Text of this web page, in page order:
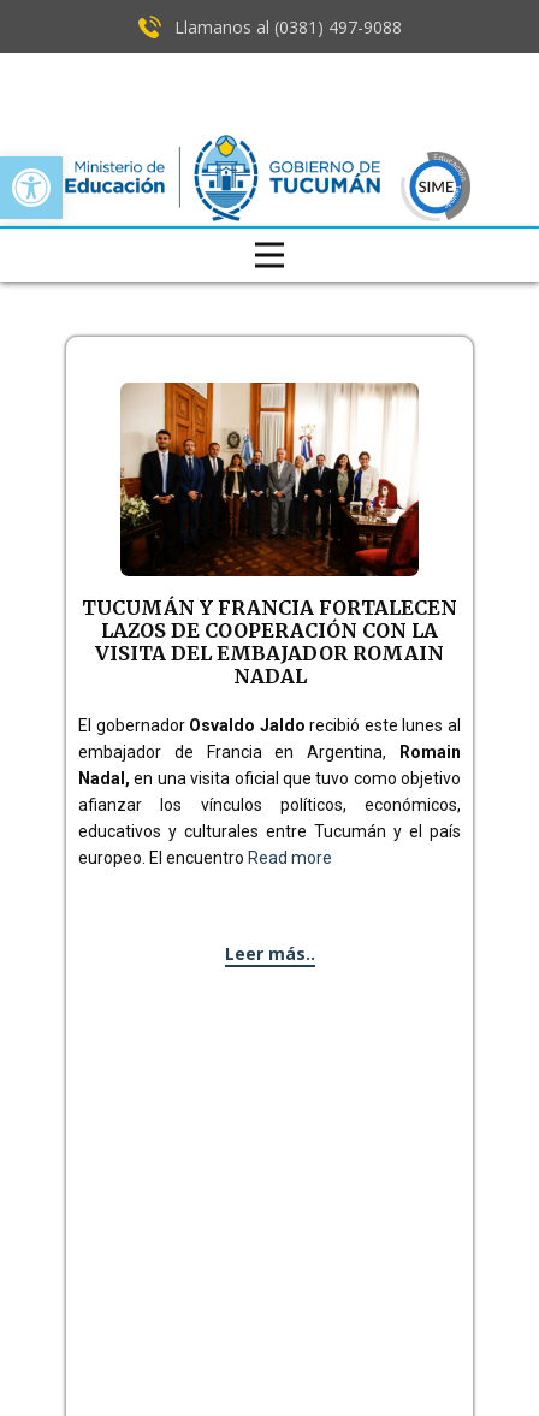
Open toolbar
Llamanos al (0381) ​497-9088
TUCUMÁN Y FRANCIA FORTALECEN
LAZOS DE COOPERACIÓN CON LA
VISITA DEL EMBAJADOR ROMAIN
NADAL
El gobernador Osvaldo Jaldo recibió este lunes al
embajador de Francia en Argentina,
Romain
Nadal,en una visita oficial que tuvo como objetivo
afianzar los vínculos políticos, económicos,
educativos y culturales entre Tucumán y el país
europeo. El encuentro Read more
Leer más..